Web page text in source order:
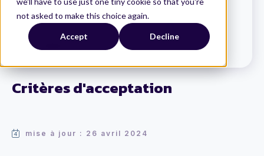
not asked to make this choice again.
Accept Decline
Critères d'acceptation
mise à jour : 26 avril 2024